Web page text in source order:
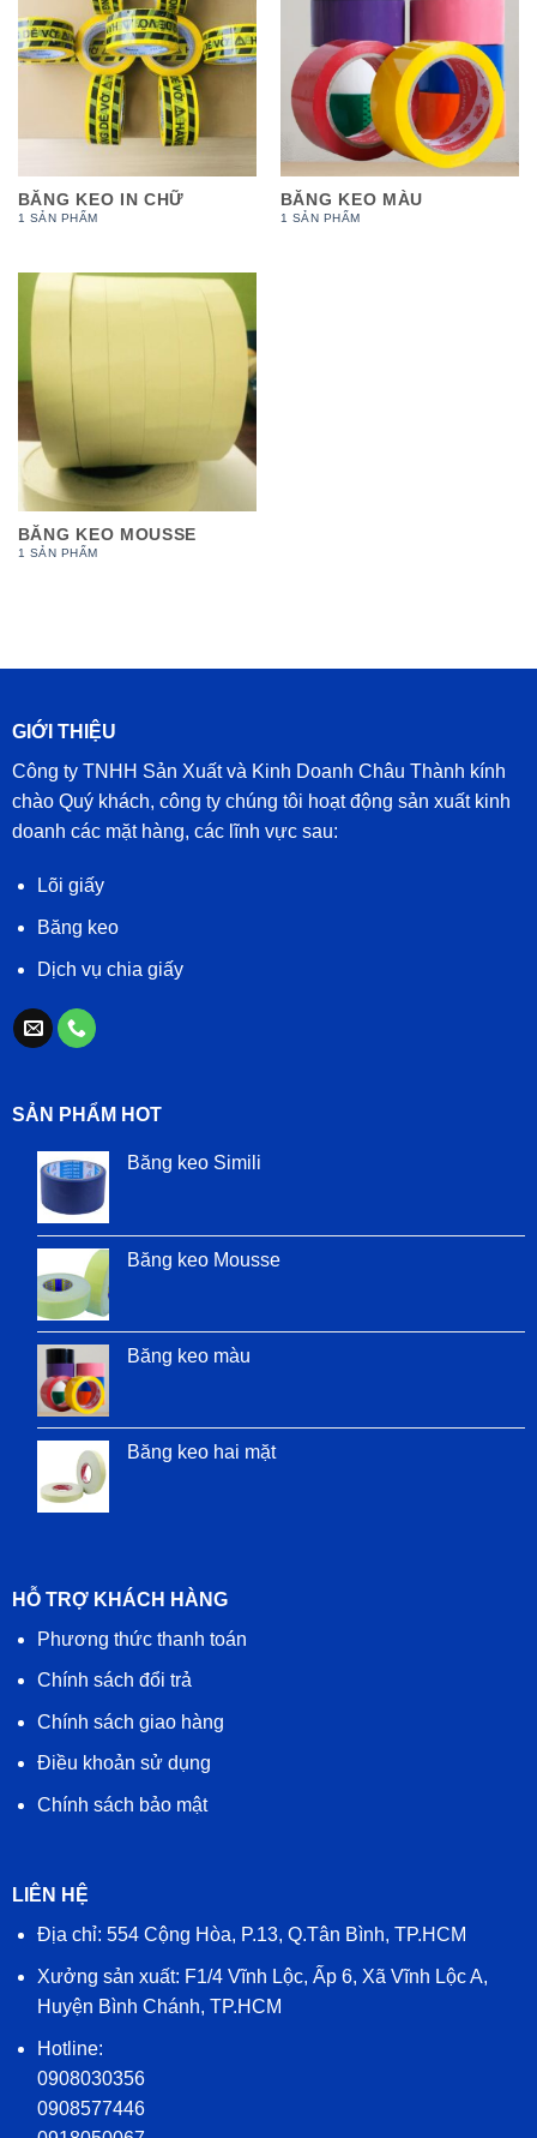
BĂNG KEO IN CHỮ
1 SẢN PHẨM
BĂNG KEO MÀU
1 SẢN PHẨM
BĂNG KEO MOUSSE
1 SẢN PHẨM
GIỚI THIỆU
Công ty TNHH Sản Xuất và Kinh Doanh Châu Thành kính
chào Quý khách, công ty chúng tôi hoạt động sản xuất kinh
doanh các mặt hàng, các lĩnh vực sau:
Lõi giấy
Băng keo
Dịch vụ chia giấy
SẢN PHẨM HOT
Băng keo Simili
Băng keo Mousse
Băng keo màu
Băng keo hai mặt
HỖ TRỢ KHÁCH HÀNG
Phương thức thanh toán
Chính sách đổi trả
Chính sách giao hàng
Điều khoản sử dụng
Chính sách bảo mật
LIÊN HỆ
Địa chỉ: 554 Cộng Hòa, P.13, Q.Tân Bình, TP.HCM
Xưởng sản xuất: F1/4 Vĩnh Lộc, Ấp 6, Xã Vĩnh Lộc A,
Huyện Bình Chánh, TP.HCM
Hotline:
0908030356
0908577446